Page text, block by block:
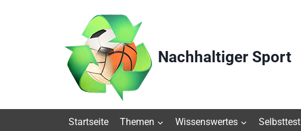
Nachhaltiger Sport
Startseite Themen Wissenswertes Selbsttest